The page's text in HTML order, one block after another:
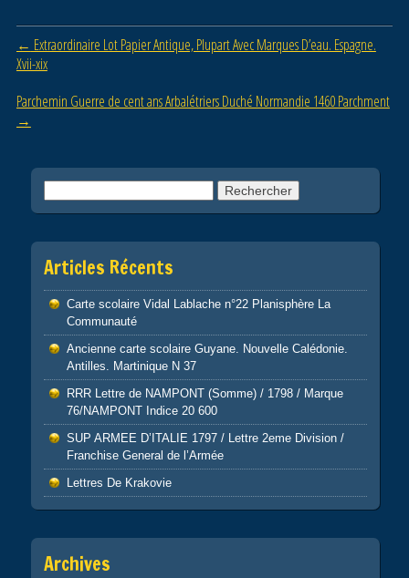
o
k
Post navigation
← Extraordinaire Lot Papier Antique, Plupart Avec Marques D’eau. Espagne.
Xvii-xix
Parchemin Guerre de cent ans Arbalétriers Duché Normandie 1460 Parchment
→
Articles Récents
Carte scolaire Vidal Lablache n°22 Planisphère La
Communauté
Ancienne carte scolaire Guyane. Nouvelle Calédonie.
Antilles. Martinique N 37
RRR Lettre de NAMPONT (Somme) / 1798 / Marque
76/NAMPONT Indice 20 600
SUP ARMEE D’ITALIE 1797 / Lettre 2eme Division /
Franchise General de l’Armée
Lettres De Krakovie
Archives